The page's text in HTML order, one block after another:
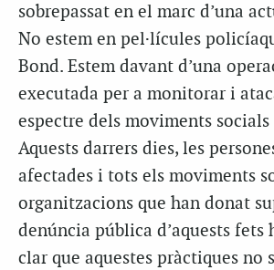
sobrepassat en el marc d’una
No estem en pel·lícules
Bond. Estem davant d’una
executada per a monitorar i
espectre dels moviments socials
Aquests darrers dies, les
afectades i tots els moviments
organitzacions que han donat
denúncia pública d’aquests
clar que aquestes pràctiques no